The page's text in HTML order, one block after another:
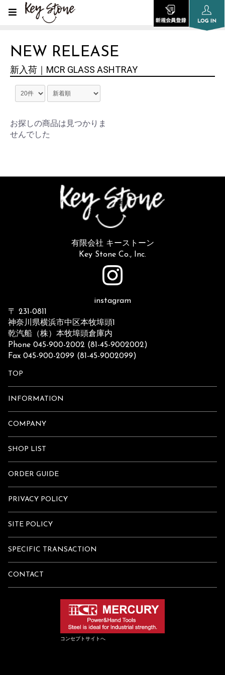
NEW RELEASE
新入荷｜MCR GLASS ASHTRAY
お探しの商品は見つかりま
せんでした
有限会社 キーストーン
Key Stone Co., Inc.
instagram
〒 231-0811
神奈川県横浜市中区本牧埠頭1
乾汽船（株）本牧埠頭倉庫内
Phone 045-900-2002 (81-45-9002002)
Fax 045-900-2099 (81-45-9002099)
TOP
INFORMATION
COMPANY
SHOP LIST
ORDER GUIDE
PRIVACY POLICY
SITE POLICY
SPECIFIC TRANSACTION
CONTACT
コンセプトサイトへ